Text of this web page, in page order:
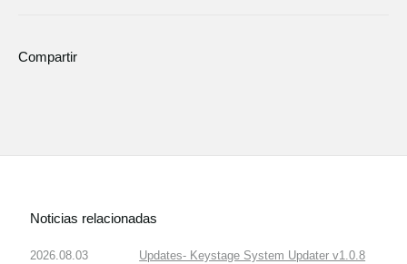
Compartir
Noticias relacionadas
2026.08.03
Updates- Keystage System Updater v1.0.8